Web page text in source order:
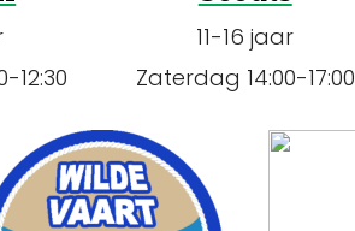
12:30
11-16 jaar
Zaterdag 14:00-17:00